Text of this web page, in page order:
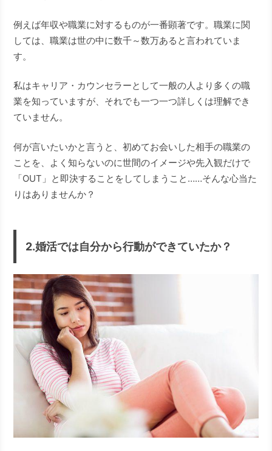
例えば年収や職業に対するものが一番顕著です。職業に関
しては、職業は世の中に数千～数万あると言われていま
す。
私はキャリア・カウンセラーとして一般の人より多くの職
業を知っていますが、それでも一つ一つ詳しくは理解でき
ていません。
何が言いたいかと言うと、初めてお会いした相手の職業の
ことを、よく知らないのに世間のイメージや先入観だけで
「OUT」と即決することをしてしまうこと……そんな心当た
りはありませんか？
2.婚活では自分から行動ができていたか？